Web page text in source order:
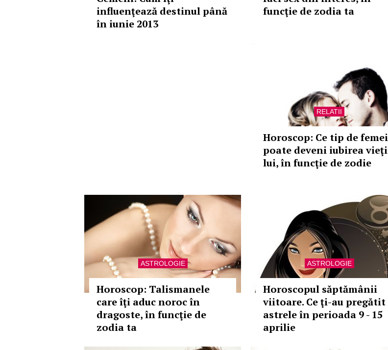
influenţează destinul până
în iunie 2013
funcţie de zodia ta
RELATII
Horoscop: Ce tip de
poate deveni iubirea
lui, în funcţie de zodie
ASTROLOGIE
Horoscop: Talismanele
care îţi aduc noroc în
dragoste, în funcţie de
zodia ta
ASTROLOGIE
Horoscopul săptămânii
viitoare. Ce ţi-au pregătit
astrele în perioada 9 - 15
aprilie